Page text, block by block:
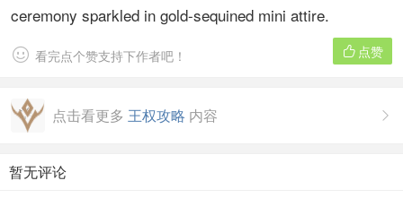
ceremony sparkled in gold-sequined mini attire.
 点赞
 看完点个赞支持下作者吧！

点击看更多 王权攻略 内容
暂无评论